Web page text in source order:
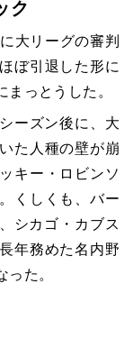
ク
大リーグの審判
ぼ引退した形に
っとうした。
ーズン後に、大
た人種の壁が崩
キー・ロビンソ
くしくも、バー
シカゴ・カブス
年務めた名内野
た。